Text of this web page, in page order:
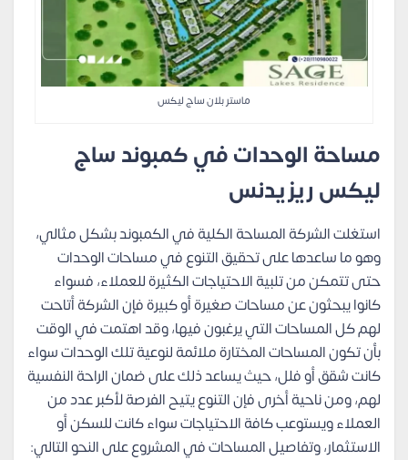
ماستر بلان ساج ليكس
مساحة الوحدات في كمبوند ساج
ليكس ريزيدنس
استغلت الشركة المساحة الكلية في الكمبوند بشكل مثالي،
وهو ما ساعدها على تحقيق التنوع في مساحات الوحدات
حتى تتمكن من تلبية الاحتياجات الكثيرة للعملاء، فسواء
كانوا يبحثون عن مساحات صغيرة أو كبيرة فإن الشركة أتاحت
لهم كل المساحات التي يرغبون فيها، وقد اهتمت في الوقت
بأن تكون المساحات المختارة ملائمة لنوعية تلك الوحدات سواء
كانت شقق أو فلل، حيث يساعد ذلك على ضمان الراحة النفسية
لهم، ومن ناحية أخرى فإن التنوع يتيح الفرصة لأكبر عدد من
العملاء ويستوعب كافة الاحتياجات سواء كانت للسكن أو
الاستثمار، وتفاصيل المساحات في المشروع على النحو التالي: